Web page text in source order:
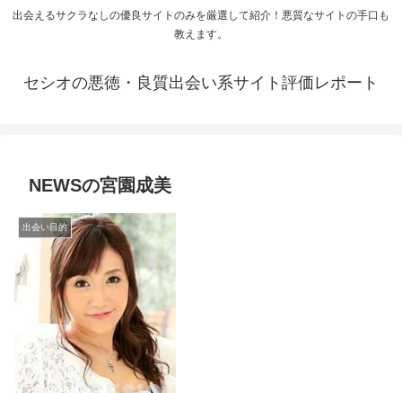
出会えるサクラなしの優良サイトのみを厳選して紹介！悪質なサイトの手口も
教えます。
セシオの悪徳・良質出会い系サイト評価レポート
NEWSの宮園成美
出会い目的